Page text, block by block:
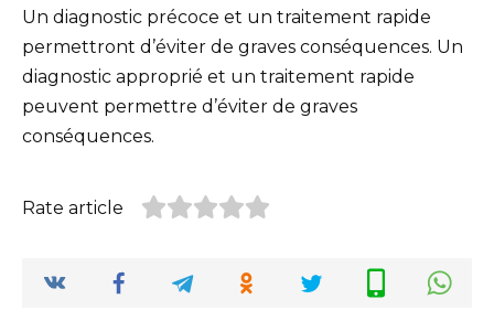
Un diagnostic précoce et un traitement rapide
permettront d’éviter de graves conséquences. Un
diagnostic approprié et un traitement rapide
peuvent permettre d’éviter de graves
conséquences.
Rate article